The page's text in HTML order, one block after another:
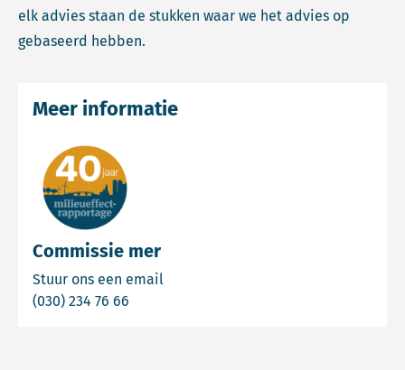
elk advies staan de stukken waar we het advies op
gebaseerd hebben.
Commissie mer
Stuur ons een email
(030) 234 76 66
Meer informatie